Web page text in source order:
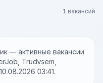
1 вакансий
— активные вакансии
Trudvsem,
03:41.